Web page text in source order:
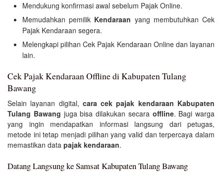
Mendukung konfirmasi awal sebelum Pajak Online.
Memudahkan pemilik Kendaraan yang membutuhkan Cek
Pajak Kendaraan segera.
Melengkapi pilihan Cek Pajak Kendaraan Online dan layanan
lain.
Cek Pajak Kendaraan Offline di Kabupaten Tulang
Bawang
Selain layanan digital, cara cek pajak kendaraan Kabupaten
Tulang Bawang juga bisa dilakukan secara offline. Bagi warga
yang ingin mendapatkan informasi langsung dari petugas,
metode ini tetap menjadi pilihan yang valid dan terpercaya dalam
memastikan data pajak kendaraan.
Datang Langsung ke Samsat Kabupaten Tulang Bawang